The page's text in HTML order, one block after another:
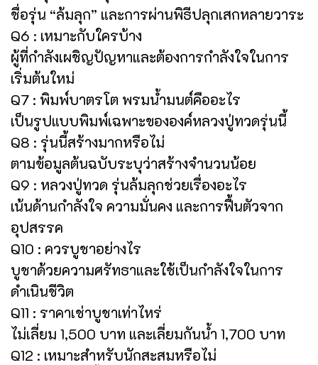
ชื่อรุ่น “ล้มลุก” และการผ่านพิธีปลุกเสกหลายวาระ
Q6 : เหมาะกับใครบ้าง
ผู้ที่กำลังเผชิญปัญหาและต้องการกำลังใจในการ
เริ่มต้นใหม่
Q7 : พิมพ์บาตรโต พรมน้ำมนต์คืออะไร
เป็นรูปแบบพิมพ์เฉพาะขององค์หลวงปู่ทวดรุ่นนี้
Q8 : รุ่นนี้สร้างมากหรือไม่
ตามข้อมูลต้นฉบับระบุว่าสร้างจำนวนน้อย
Q9 : หลวงปู่ทวด รุ่นล้มลุกช่วยเรื่องอะไร
เน้นด้านกำลังใจ ความมั่นคง และการฟื้นตัวจาก
อุปสรรค
Q10 : ควรบูชาอย่างไร
บูชาด้วยความศรัทธาและใช้เป็นกำลังใจในการ
ดำเนินชีวิต
Q11 : ราคาเช่าบูชาเท่าไหร่
ไม่เลี่ยม 1,500 บาท และเลี่ยมกันน้ำ 1,700 บาท
Q12 : เหมาะสำหรับนักสะสมหรือไม่